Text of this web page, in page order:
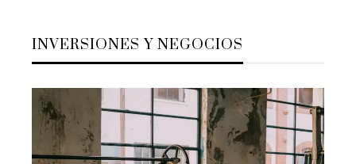
INVERSIONES Y NEGOCIOS